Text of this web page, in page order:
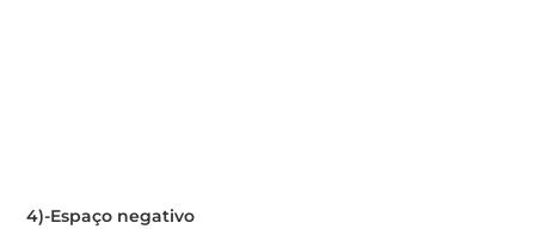
4)-Espaço negativo